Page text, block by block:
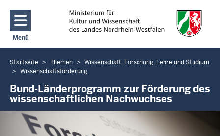
Direkt zum Inhalt
Menü
Navigation aktivieren/deaktivieren: Main Menu
Sie
befinden
sich
hier
Startseite Themen
Wissenschaft, Forschung, Lehre und Studium
Wissenschaftsförderung
Bund-Länderprogramm zur Förderung des
wissenschaftlichen Nachwuchses